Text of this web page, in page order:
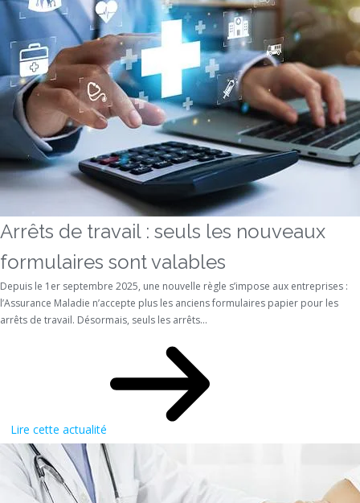
Arrêts de travail : seuls les nouveaux
formulaires sont valables
Depuis le 1er septembre 2025, une nouvelle règle s’impose aux entreprises :
l’Assurance Maladie n’accepte plus les anciens formulaires papier pour les
arrêts de travail. Désormais, seuls les arrêts...
Lire cette actualité